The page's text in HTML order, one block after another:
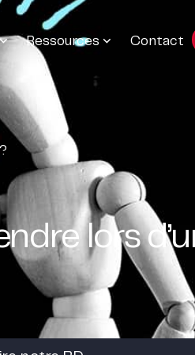
Ressources Contact
lors